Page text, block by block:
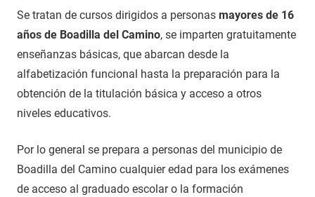
Se tratan de cursos dirigidos a personas mayores de 16
años de Boadilla del Camino, se imparten gratuitamente
enseñanzas básicas, que abarcan desde la
alfabetización funcional hasta la preparación para la
obtención de la titulación básica y acceso a otros
niveles educativos.
Por lo general se prepara a personas del municipio de
Boadilla del Camino cualquier edad para los exámenes
de acceso al graduado escolar o la formación